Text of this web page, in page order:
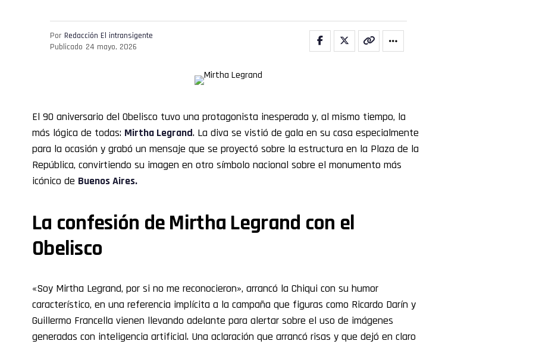
Por Redacción El intransigente
Publicado 24 mayo, 2026
El 90 aniversario del Obelisco tuvo una protagonista inesperada y, al mismo tiempo, la
más lógica de todas: Mirtha Legrand. La diva se vistió de gala en su casa especialmente
para la ocasión y grabó un mensaje que se proyectó sobre la estructura en la Plaza de la
República, convirtiendo su imagen en otro símbolo nacional sobre el monumento más
icónico de Buenos Aires.
La confesión de Mirtha Legrand con el
Obelisco
«Soy Mirtha Legrand, por si no me reconocieron», arrancó la Chiqui con su humor
característico, en una referencia implícita a la campaña que figuras como Ricardo Darín y
Guillermo Francella vienen llevando adelante para alertar sobre el uso de imágenes
generadas con inteligencia artificial. Una aclaración que arrancó risas y que dejó en claro